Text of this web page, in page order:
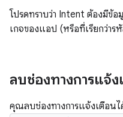
โปรดทราบว่า Intent ต้องมีข้
เกจของแอป (หรือที่เรียกว่า
ลบช่องทางการแจ้
คุณลบช่องทางการแจ้งเตือนไ